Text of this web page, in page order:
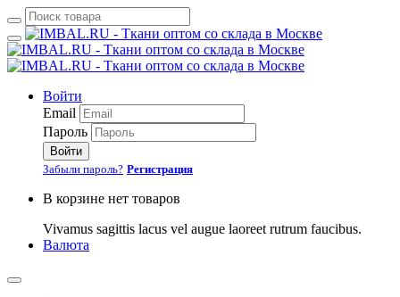
Войти
Email
Пароль
Войти
Забыли пароль? Регистрация
В корзине нет товаров
Vivamus sagittis lacus vel augue laoreet rutrum faucibus.
Валюта